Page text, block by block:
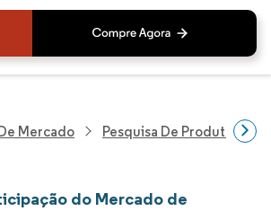
Mercado Pesquisa De Produtos
do Mercado de